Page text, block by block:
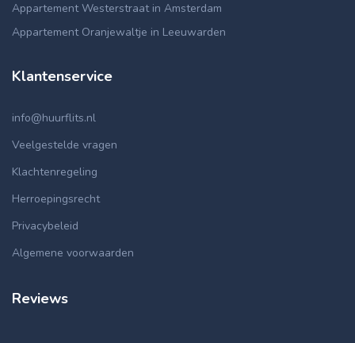
Appartement Westerstraat in Amsterdam
Appartement Oranjewaltje in Leeuwarden
Klantenservice
info@huurflits.nl
Veelgestelde vragen
Klachtenregeling
Herroepingsrecht
Privacybeleid
Algemene voorwaarden
Reviews